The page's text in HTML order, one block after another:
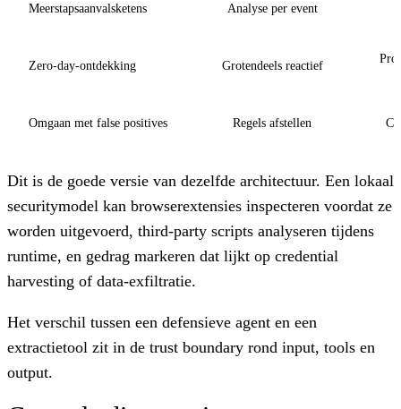
Meerstapsaanvalsketens Analyse per event
Zero-day-ontdekking Grotendeels reactief
Omgaan met false positives Regels afstellen
Dit is de goede versie van dezelfde architectuur. Een lokaal
securitymodel kan browserextensies inspecteren voordat ze
worden uitgevoerd, third-party scripts analyseren tijdens
runtime, en gedrag markeren dat lijkt op credential
harvesting of data-exfiltratie.
Het verschil tussen een defensieve agent en een
extractietool zit in de trust boundary rond input, tools en
output.